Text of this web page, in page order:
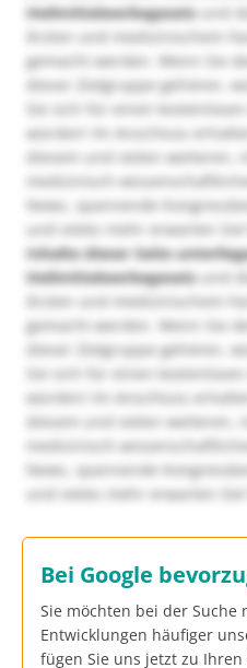
Heilmittelwerbegesetzund
Ärzten und medizinischem
gemacht werden. Wenn Sie
dieser Zielgruppe gehören,
Sie sich für einen
würden! Im Anschluss
diesem und vielen weiteren,
medizinisch-
News, spannende
und vieles mehr erwarten
Inhalte dieser Seite
Heilmittelwerbegesetzund
Ärzten und medizinischem
gemacht werden. Wenn Sie
dieser Zielgruppe gehören,
Sie sich für einen
würden! Im Anschluss
diesem und vielen weiteren,
medizinisch-
News, spannende
und vieles mehr erwarten
Bei Google
Sie möchten bei der Suche
Entwicklungen häufiger
fügen Sie uns jetzt zu